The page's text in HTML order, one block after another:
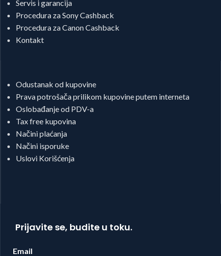
Servis i garancija
Procedura za Sony Cashback
Procedura za Canon Cashback
Kontakt
Odustanak od kupovine
Prava potrošača prilikom kupovine putem interneta
Oslobađanje od PDV-a
Tax free kupovina
Načini plaćanja
Načini isporuke
Uslovi Korišćenja
Prijavite se, budite u toku.
Email